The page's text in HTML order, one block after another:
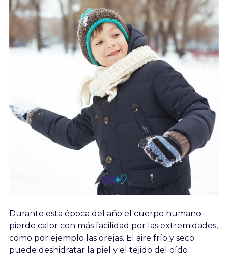
Durante esta época del año el cuerpo humano
pierde calor con más facilidad por las extremidades,
como por ejemplo las orejas. El aire frío y seco
puede deshidratar la piel y el tejido del oído